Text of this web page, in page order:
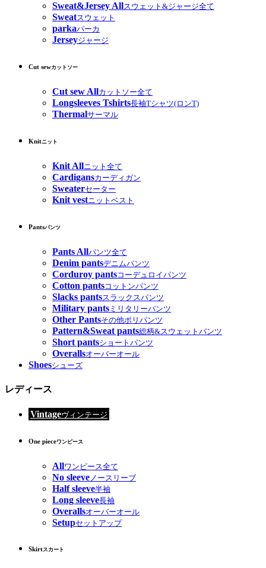
Sweat&Jersey Allスウェット&ジャージ全て
Sweatスウェット
parkaパーカ
Jerseyジャージ
Cut sewカットソー
Cut sew Allカットソー全て
Longsleeves Tshirts長袖Tシャツ(ロンT)
Thermalサーマル
Knitニット
Knit Allニット全て
Cardigansカーディガン
Sweaterセーター
Knit vestニットベスト
Pantsパンツ
Pants Allパンツ全て
Denim pantsデニムパンツ
Corduroy pantsコーデュロイパンツ
Cotton pantsコットンパンツ
Slacks pantsスラックスパンツ
Military pants ミリタリーパンツ
Other Pantsその他ポリパンツ
Pattern&Sweat pants総柄&スウェットパンツ
Short pantsショートパンツ
Overallsオーバーオール
Shoesシューズ
レディース
Vintageヴィンテージ
One pieceワンピース
Allワンピース全て
No sleeve ノースリーブ
Half sleeve半袖
Long sleeve長袖
Overallsオーバーオール
Setupセットアップ
Skirtスカート